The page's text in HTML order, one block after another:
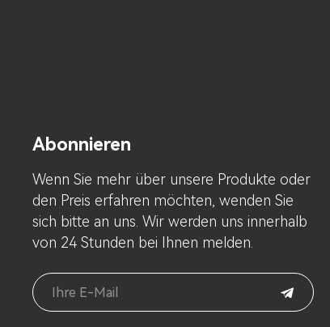
Abonnieren
Wenn Sie mehr über unsere Produkte oder
den Preis erfahren möchten, wenden Sie
sich bitte an uns. Wir werden uns innerhalb
von 24 Stunden bei Ihnen melden.